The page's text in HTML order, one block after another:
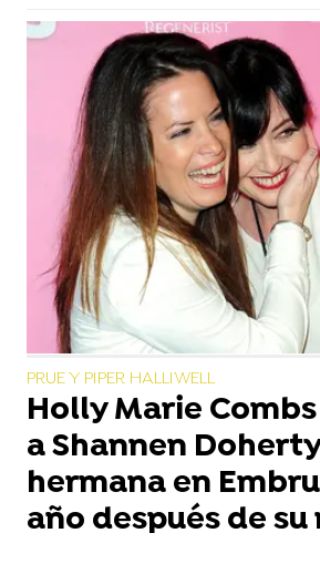
PRUE Y PIPER HALLIWELL
Holly Marie
a Shannen
hermana en
año después de